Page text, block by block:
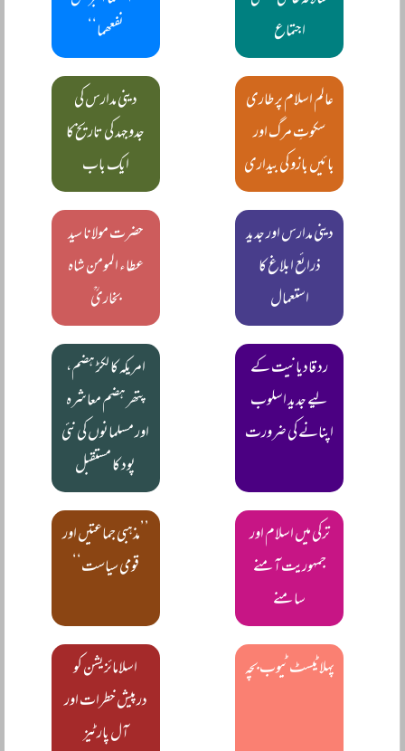
اجتماع
نفعھما‘‘
عالم اسلام پر طاری
سکوتِ مرگ اور
بائیں بازو کی بیداری
دینی مدارس کی
جدوجہد کی تاریخ کا
ایک باب
دینی مدارس اور جدید
ذرائع ابلاغ کا
استعمال
حضرت مولانا سید
عطاء المومن شاہ
بخاریؒ
رد قادیانیت کے
لیے جدید اسلوب
اپنانے کی ضرورت
امریکہ کا لکڑ ہضم،
پتھر ہضم معاشرہ
اور مسلمانوں کی نئی
پود کا مستقبل
ترکی میں اسلام اور
جمہوریت آمنے
سامنے
’’مذہبی جماعتیں اور
قومی سیاست‘‘
پہلا ٹیسٹ ٹیوب بچہ
اسلامائزیشن کو
درپیش خطرات اور
آل پارٹیز